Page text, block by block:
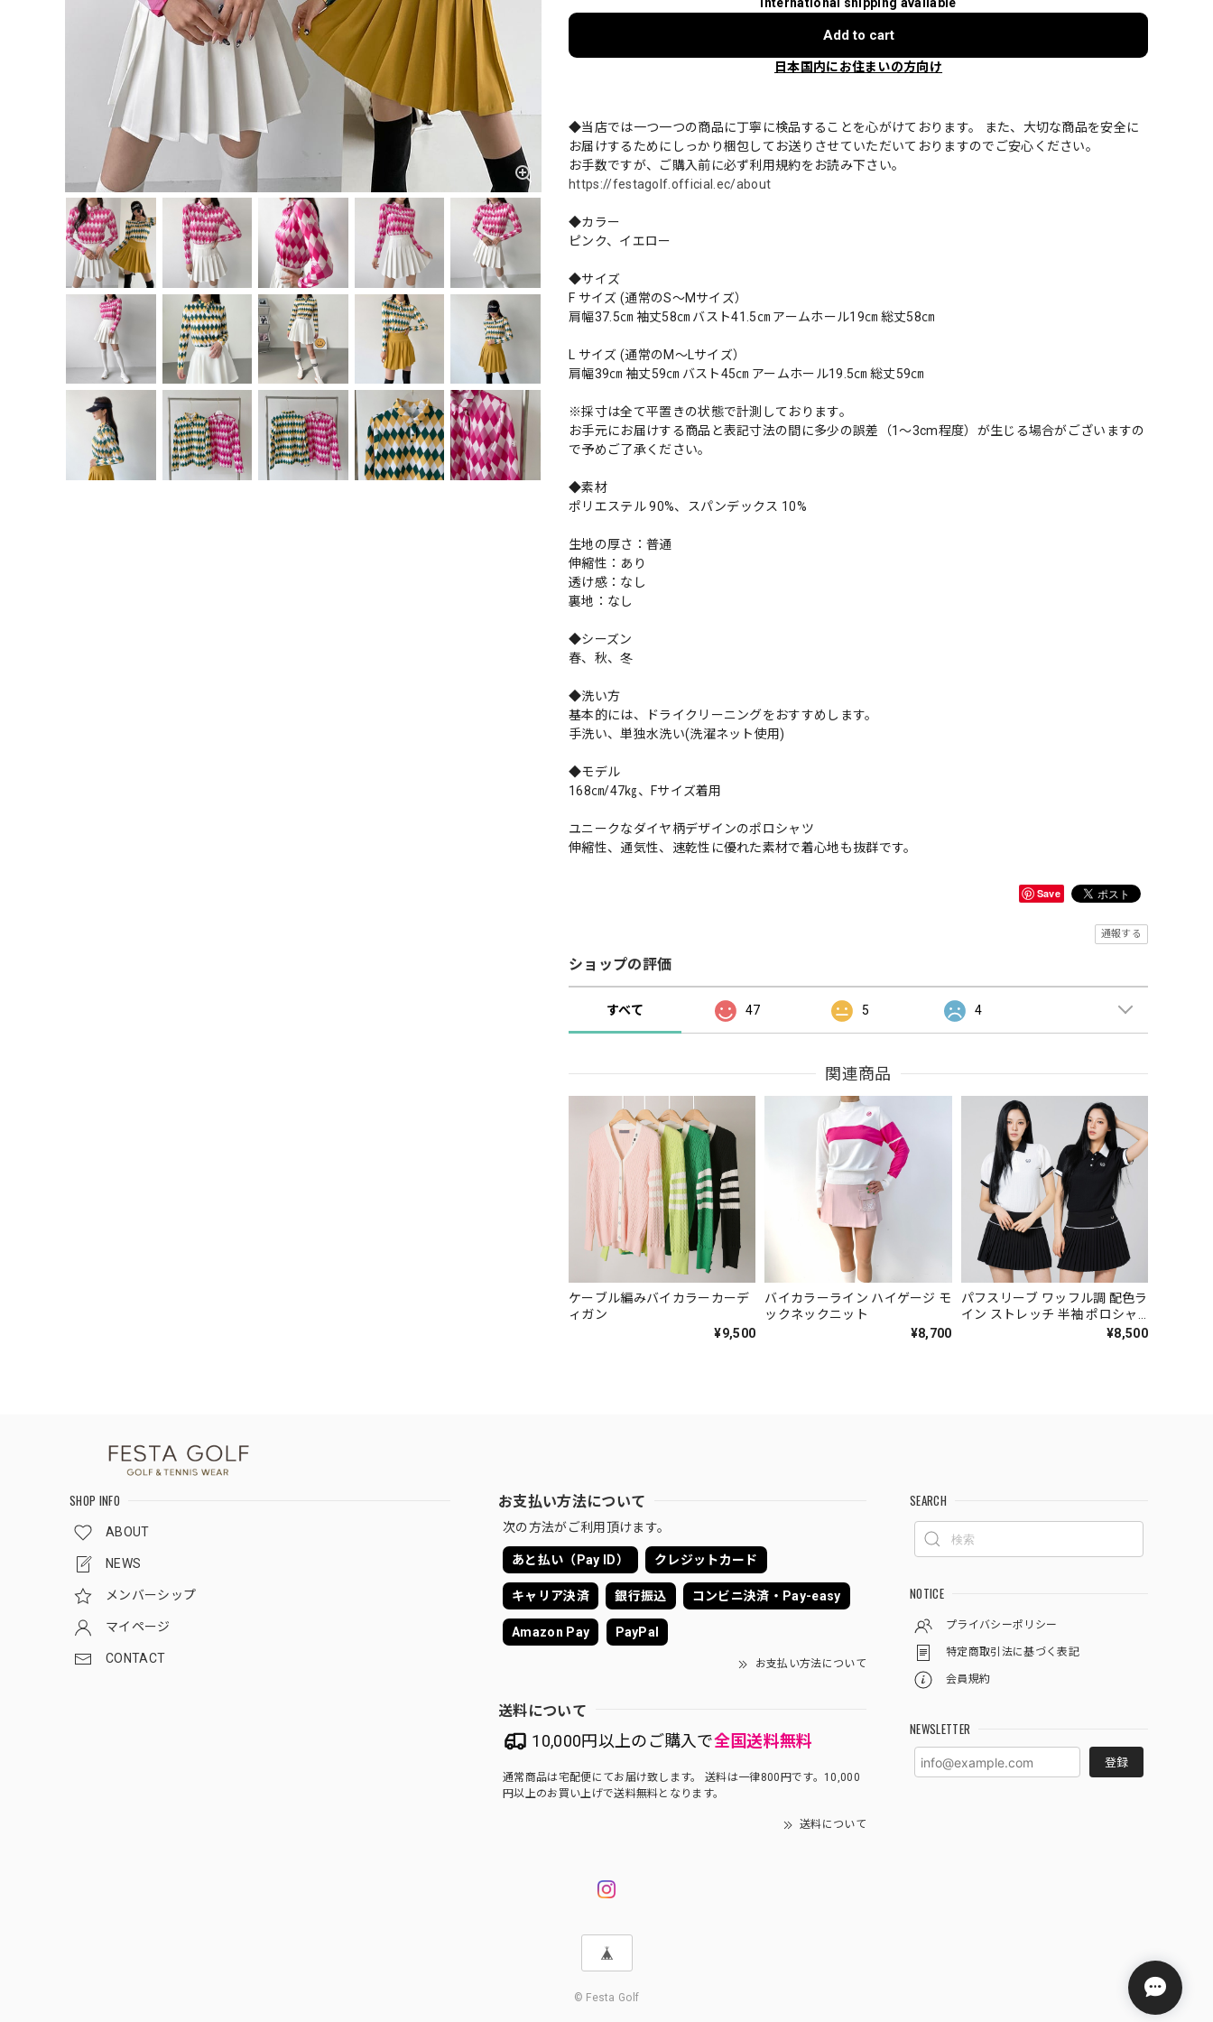
Add to cart
日本国内にお住まいの方向け
◆当店では一つ一つの商品に丁寧に検品することを心がけております。 また、大切な商品を安全に
お届けするためにしっかり梱包してお送りさせていただいておりますのでご安心ください。
お手数ですが、ご購入前に必ず利用規約をお読み下さい。
https://festagolf.official.ec/about
◆カラー
ピンク、イエロー
◆サイズ
F サイズ (通常のS～Mサイズ）
肩幅37.5㎝ 袖丈58㎝ バスト41.5㎝ アームホール19㎝ 総丈58㎝
L サイズ (通常のM～Lサイズ）
肩幅39㎝ 袖丈59㎝ バスト45㎝ アームホール19.5㎝ 総丈59㎝
※採寸は全て平置きの状態で計測しております。
お手元にお届けする商品と表記寸法の間に多少の誤差（1～3cm程度）が生じる場合がございますの
で予めご了承ください。
◆素材
ポリエステル 90%、スパンデックス 10%
生地の厚さ：普通
伸縮性：あり
透け感：なし
裏地：なし
◆シーズン
春、秋、冬
◆洗い方
基本的には、ドライクリーニングをおすすめします。
手洗い、単独水洗い(洗濯ネット使用)
◆モデル
168㎝/47㎏、Fサイズ着用
ユニークなダイヤ柄デザインのポロシャツ
伸縮性、通気性、速乾性に優れた素材で着心地も抜群です。
Save
通報する
ショップの評価
すべて 47 5 4
関連商品
ケーブル編みバイカラーカーデ
ィガン
¥9,500
バイカラーライン ハイゲージ モ
ックネックニット
¥8,700
パフスリーブ ワッフル調 配色ラ
イン ストレッチ 半袖 ポロシャ
¥8,500
SHOP INFO
ABOUT
NEWS
メンバーシップ
マイページ
CONTACT
お支払い方法について
次の方法がご利用頂けます。
あと払い（Pay ID） クレジットカード
キャリア決済 銀行振込 コンビニ決済・Pay-easy
Amazon Pay PayPal
お支払い方法について
送料について
10,000円以上のご購入で全国送料無料
通常商品は宅配便にてお届け致します。 送料は一律800円です。10,000
円以上のお買い上げで送料無料となります。
送料について
SEARCH
NOTICE
プライバシーポリシー
特定商取引法に基づく表記
会員規約
NEWSLETTER
登録
© Festa Golf